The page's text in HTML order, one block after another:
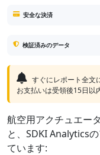
安全な決済
検証済みのデータ
すぐにレポート全文
お支払いは受領後15日以
航空用アクチュエー
と、SDKI Analytics
ています: